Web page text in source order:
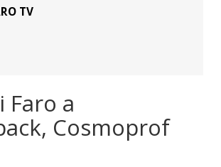
TV
Faro a
Cosmoprof